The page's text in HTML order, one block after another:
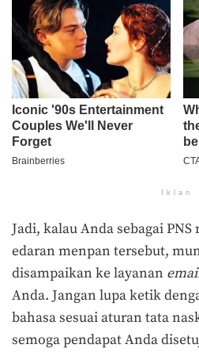
Iklan
Jadi, kalau Anda sebagai
edaran menpan tersebut,
disampaikan ke layanan
Anda. Jangan lupa ketik
bahasa sesuai aturan tata
semoga pendapat Anda